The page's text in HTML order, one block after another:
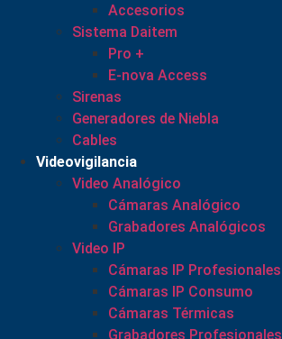
Accesorios
Sistema Daitem
Pro +
E-nova Access
Sirenas
Generadores de Niebla
Cables
Videovigilancia
Video Analógico
Cámaras Analógico
Grabadores Analógicos
Video IP
Cámaras IP Profesionales
Cámaras IP Consumo
Cámaras Térmicas
Grabadores Profesionales